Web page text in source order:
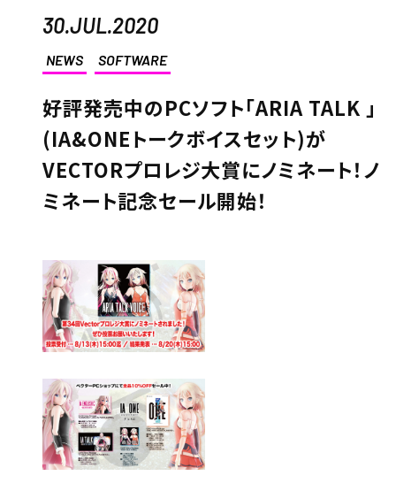
30.JUL.2020
NEWS SOFTWARE
好評発売中のPCソフト「ARIA TALK 」
(IA&ONEトークボイスセット)が
VECTORプロレジ大賞にノミネート！ノ
ミネート記念セール開始！